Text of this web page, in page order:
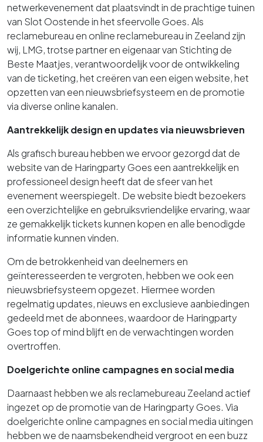
netwerkevenement dat plaatsvindt in de prachtige tuinen
van Slot Oostende in het sfeervolle Goes. Als
reclamebureau en online reclamebureau in Zeeland zijn
wij, LMG, trotse partner en eigenaar van Stichting de
Beste Maatjes, verantwoordelijk voor de ontwikkeling
van de ticketing, het creëren van een eigen website, het
opzetten van een nieuwsbriefsysteem en de promotie
via diverse online kanalen.
Aantrekkelijk design en updates via nieuwsbrieven
Als grafisch bureau hebben we ervoor gezorgd dat de
website van de Haringparty Goes een aantrekkelijk en
professioneel design heeft dat de sfeer van het
evenement weerspiegelt. De website biedt bezoekers
een overzichtelijke en gebruiksvriendelijke ervaring, waar
ze gemakkelijk tickets kunnen kopen en alle benodigde
informatie kunnen vinden.
Om de betrokkenheid van deelnemers en
geïnteresseerden te vergroten, hebben we ook een
nieuwsbriefsysteem opgezet. Hiermee worden
regelmatig updates, nieuws en exclusieve aanbiedingen
gedeeld met de abonnees, waardoor de Haringparty
Goes top of mind blijft en de verwachtingen worden
overtroffen.
Doelgerichte online campagnes en social media
Daarnaast hebben we als reclamebureau Zeeland actief
ingezet op de promotie van de Haringparty Goes. Via
doelgerichte online campagnes en social media uitingen
hebben we de naamsbekendheid vergroot en een buzz